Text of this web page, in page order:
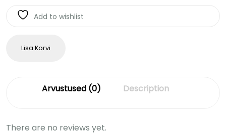
Add to wishlist
Lisa Korvi
Arvustused (0) Description
There are no reviews yet.